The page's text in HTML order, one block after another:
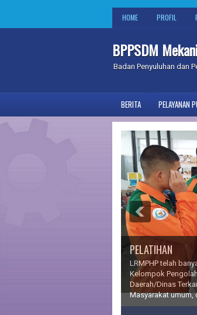
HOME PROFIL
BPPSDM
Badan Penyuluhan dan
BERITA PELAYANAN
Loka Riset
LRMPHP sebagai
perikanan